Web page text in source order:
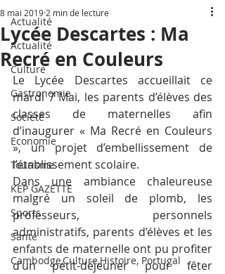
Actualité
Actualité
Culture
Gastronomie
Société
Economie
Tourisme
KEP GAZETTE
Sports
Santé
Cambodge,Culture,Histoire, Portugal
Lycée Descartes : Ma
Recré en Couleurs
8 mai 2019 2 min de lecture
Le Lycée Descartes accueillait ce
mardi 7 Mai, les parents d’élèves des
classes de maternelles afin
d’inaugurer « Ma Recré en Couleurs
», un projet d’embellissement de
l’établissement scolaire.
Dans une ambiance chaleureuse
malgré un soleil de plomb, les
professeurs, personnels
administratifs, parents d’élèves et les
enfants de maternelle ont pu profiter
d’un petit-déjeuner pour fêter